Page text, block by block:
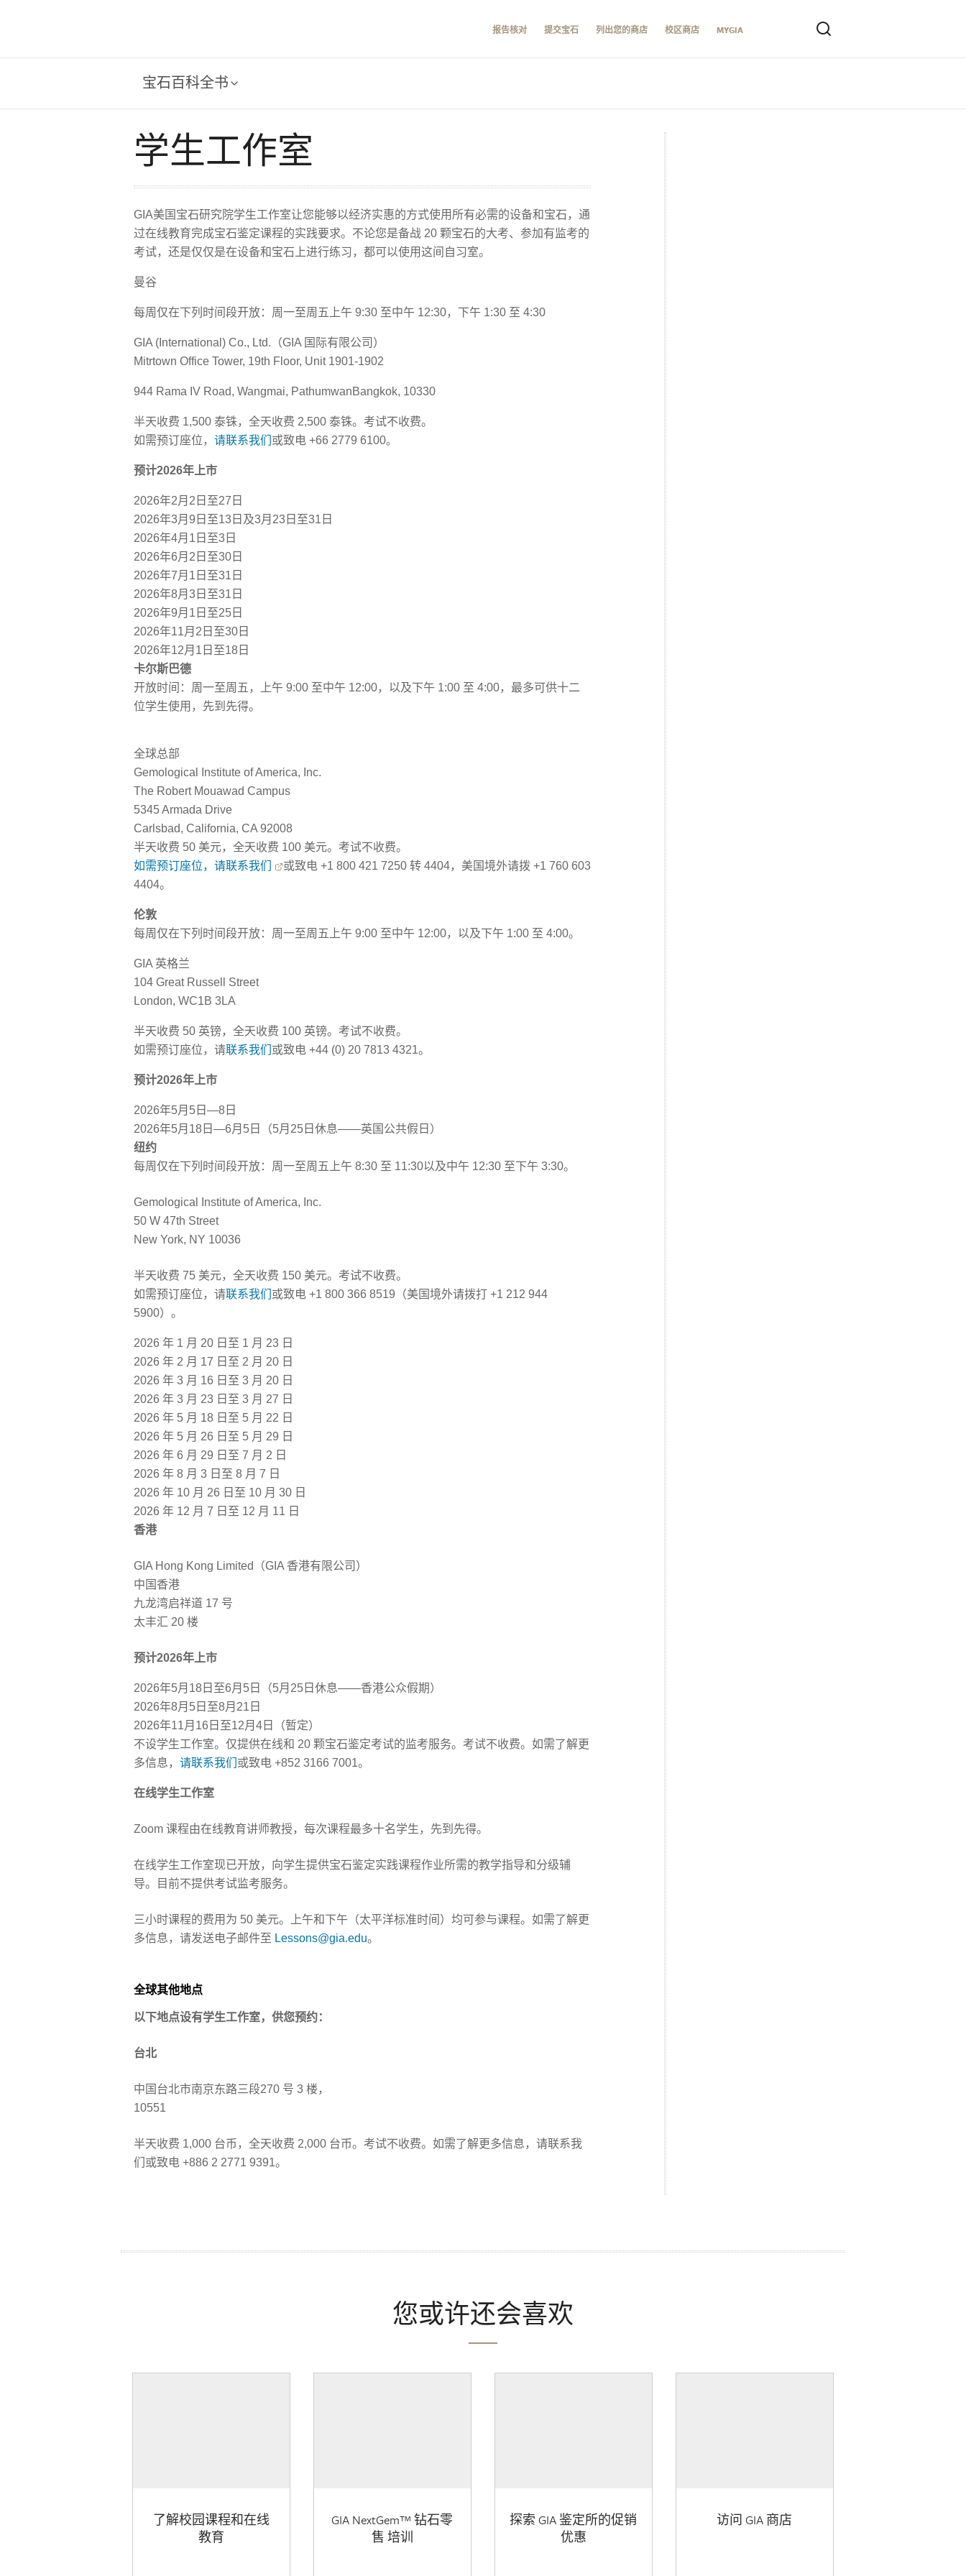
报告核对 提交宝石 列出您的商店 校区商店 MYGIA
宝石百科全书
学生工作室
GIA美国宝石研究院学生工作室让您能够以经济实惠的方式使用所有必需的设备和宝石，通
过在线教育完成宝石鉴定课程的实践要求。不论您是备战 20 颗宝石的大考、参加有监考的
考试，还是仅仅是在设备和宝石上进行练习，都可以使用这间自习室。
曼谷
每周仅在下列时间段开放：周一至周五上午 9:30 至中午 12:30，下午 1:30 至 4:30
GIA (International) Co., Ltd.（GIA 国际有限公司）
Mitrtown Office Tower, 19th Floor, Unit 1901-1902
944 Rama IV Road, Wangmai, PathumwanBangkok, 10330
半天收费 1,500 泰铢，全天收费 2,500 泰铢。考试不收费。
如需预订座位， 请联系我们 或致电 +66 2779 6100。
预计2026年上市
2026年2月2日至27日
2026年3月9日至13日及3月23日至31日
2026年4月1日至3日
2026年6月2日至30日
2026年7月1日至31日
2026年8月3日至31日
2026年9月1日至25日
2026年11月2日至30日
2026年12月1日至18日
卡尔斯巴德
开放时间：周一至周五，上午 9:00 至中午 12:00，以及下午 1:00 至 4:00，最多可供十二
位学生使用，先到先得。
全球总部
Gemological Institute of America, Inc.
The Robert Mouawad Campus
5345 Armada Drive
Carlsbad, California, CA 92008
半天收费 50 美元，全天收费 100 美元。考试不收费。
如需预订座位，请联系我们
或致电 +1 800 421 7250 转 4404，美国境外请拨 +1 760 603
4404。
伦敦
每周仅在下列时间段开放：周一至周五上午 9:00 至中午 12:00，以及下午 1:00 至 4:00。
GIA 英格兰
104 Great Russell Street
London, WC1B 3LA
半天收费 50 英镑，全天收费 100 英镑。考试不收费。
如需预订座位，请联系我们 或致电 +44 (0) 20 7813 4321。
预计2026年上市
2026年5月5日—8日
2026年5月18日—6月5日（5月25日休息——英国公共假日）
纽约
每周仅在下列时间段开放：周一至周五上午 8:30 至 11:30以及中午 12:30 至下午 3:30。
Gemological Institute of America, Inc.
50 W 47th Street
New York, NY 10036
半天收费 75 美元，全天收费 150 美元。考试不收费。
如需预订座位，请联系我们 或致电 +1 800 366 8519（美国境外请拨打 +1 212 944
5900）。
2026 年 1 月 20 日至 1 月 23 日
2026 年 2 月 17 日至 2 月 20 日
2026 年 3 月 16 日至 3 月 20 日
2026 年 3 月 23 日至 3 月 27 日
2026 年 5 月 18 日至 5 月 22 日
2026 年 5 月 26 日至 5 月 29 日
2026 年 6 月 29 日至 7 月 2 日
2026 年 8 月 3 日至 8 月 7 日
2026 年 10 月 26 日至 10 月 30 日
2026 年 12 月 7 日至 12 月 11 日
香港
GIA Hong Kong Limited（GIA 香港有限公司）
中国香港
九龙湾启祥道 17 号
太丰汇 20 楼
预计2026年上市
2026年5月18日至6月5日（5月25日休息——香港公众假期）
2026年8月5日至8月21日
2026年11月16日至12月4日（暂定）
不设学生工作室。仅提供在线和 20 颗宝石鉴定考试的监考服务。考试不收费。如需了解更
多信息， 请联系我们 或致电 +852 3166 7001。
在线学生工作室
Zoom 课程由在线教育讲师教授，每次课程最多十名学生，先到先得。
在线学生工作室现已开放，向学生提供宝石鉴定实践课程作业所需的教学指导和分级辅
导。目前不提供考试监考服务。
三小时课程的费用为 50 美元。上午和下午（太平洋标准时间）均可参与课程。如需了解更
多信息，请发送电子邮件至 Lessons@gia.edu。
全球其他地点
以下地点设有学生工作室，供您预约：
台北
中国台北市南京东路三段270 号 3 楼，
10551
半天收费 1,000 台币，全天收费 2,000 台币。考试不收费。如需了解更多信息，请联系我
们 或致电 +886 2 2771 9391。
您或许还会喜欢
了解校园课程和在线
教育
GIA NextGem™ 钻石零
售 培训
探索 GIA 鉴定所的促销
优惠
访问 GIA 商店